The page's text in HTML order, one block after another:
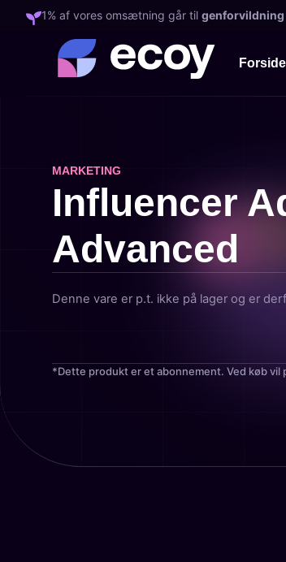
1% af vores omsætning går tilgenforvildning
Forside
MARKETING
Influencer
Advanced
Denne vare er p.t. ikke på lager og er
*Dette produkt er et abonnement. Ved køb